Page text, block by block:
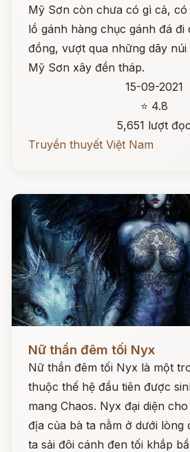
Mỹ Sơn còn chưa có gì cả,
lồ gánh hàng chục gánh đá đi
đồng, vượt qua những dãy
Mỹ Sơn xây đền tháp.
15-09-2021
⭐ 4.8
5,651 lượt đọc
Truyền thuyết Việt Nam
Nữ thần đêm tối Nyx
Nữ thần đêm tối Nyx là một
thuộc thế hệ đầu tiên được
mang Chaos. Nyx đại diện
địa của bà ta nằm ở dưới lòng
ta sải đôi cánh đen tối khắp